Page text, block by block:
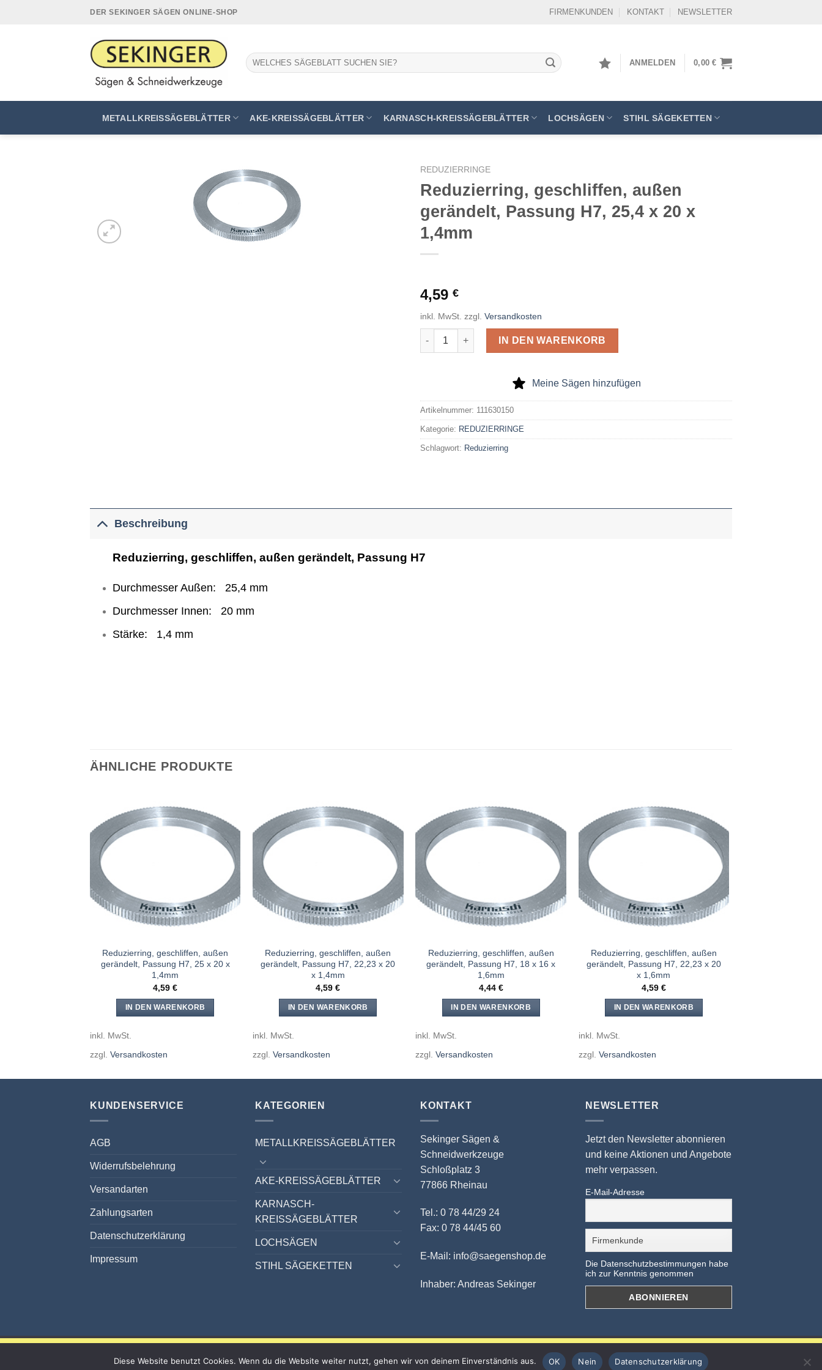
Nur bis zum 31.08.2026 mit dem Gutscheincode SOMMER26
DER SEKINGER SÄGEN ONLINE-SHOP FIRMENKUNDEN KONTAKT NEWSLETTER
Suchen
nach:
ANMELDEN 0,00€
METALLKREISSÄGEBLÄTTER AKE-KREISSÄGEBLÄTTER KARNASCH-KREISSÄGEBLÄTTER LOCHSÄGEN STIHL SÄGEKETTEN
REDUZIERRINGE
Reduzierring, geschliffen, außen
gerändelt, Passung H7, 25,4 x 20 x
1,4mm
4,59 €
inkl. MwSt. zzgl. Versandkosten
Reduzierring, geschliffen, außen gerändelt, Passung H7, 25,4 x 20 x 1,4mm Menge
IN DEN WARENKORB
Meine Sägen hinzufügen
Artikelnummer: 111630150
Kategorie: REDUZIERRINGE
Schlagwort: Reduzierring
Beschreibung
Reduzierring, geschliffen, außen gerändelt, Passung H7
Durchmesser Außen: 25,4 mm
Durchmesser Innen: 20 mm
Stärke: 1,4 mm
ÄHNLICHE PRODUKTE
Meine
Reduzierring, geschliffen, außen
gerändelt, Passung H7, 25 x 20 x
1,4mm
4,59€
IN DEN WARENKORB
inkl. MwSt.
zzgl. Versandkosten
Meine
Reduzierring, geschliffen, außen
gerändelt, Passung H7, 22,23 x 20
x 1,4mm
4,59€
IN DEN WARENKORB
inkl. MwSt.
zzgl.Versandkosten
Meine
Reduzierring, geschliffen, außen
gerändelt, Passung H7, 18 x 16 x
1,6mm
4,44 €
IN DEN WARENKORB
inkl. MwSt.
zzgl.Versandkosten
Meine
Reduzierring, geschliffen, außen
gerändelt, Passung H7, 22,23 x 20
x 1,6mm
4,59 €
IN DEN WARENKORB
inkl. MwSt.
zzgl. Versandkosten
KUNDENSERVICE
AGB
Widerrufsbelehrung
Versandarten
Zahlungsarten
Datenschutzerklärung
Impressum
KATEGORIEN
METALLKREISSÄGEBLÄTTER
AKE-KREISSÄGEBLÄTTER
KARNASCH-
KREISSÄGEBLÄTTER
LOCHSÄGEN
STIHL SÄGEKETTEN
KONTAKT
Sekinger Sägen &
Schneidwerkzeuge
Schloßplatz 3
77866 Rheinau
Tel.: 0 78 44/29 24
Fax: 0 78 44/45 60
E-Mail: info@saegenshop.de
Inhaber: Andreas Sekinger
NEWSLETTER
Jetzt den Newsletter abonnieren
und keine Aktionen und Angebote
mehr verpassen.
E-Mail-Adresse
Die Datenschutzbestimmungen habe
ich zur Kenntnis genommen
Diese Website benutzt Cookies. Wenn du die Website weiter nutzt, gehen wir von deinem Einverständnis aus. OK Nein Datenschutzerklärung